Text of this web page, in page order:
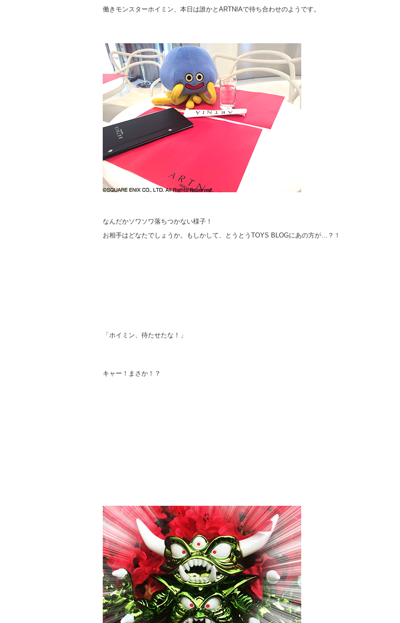
働きモンスターホイミン、本日は誰かとARTNIAで待ち合わせのようです。
なんだかソワソワ落ちつかない様子！
お相手はどなたでしょうか。もしかして、とうとうTOYS BLOGにあの方が…？！
「ホイミン、待たせたな！」
キャー！まさか！？